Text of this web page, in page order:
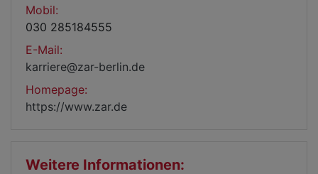
Mobil:
030 285184555
E-Mail:
karriere@zar-berlin.de
Homepage:
https://www.zar.de
Weitere Informationen: